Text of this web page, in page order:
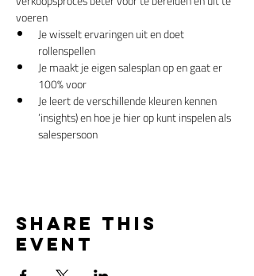
voeren
Je wisselt ervaringen uit en doet
rollenspellen
Je maakt je eigen salesplan op en gaat er
100% voor
Je leert de verschillende kleuren kennen
‘insights) en hoe je hier op kunt inspelen als
salespersoon
Share this
event